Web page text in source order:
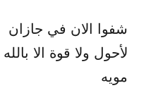
شفوا الان في جازان
لأحول ولا قوة الا
مويه